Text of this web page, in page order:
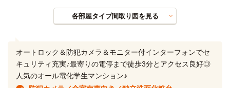
各部屋タイプ間取り図を見る
オートロック＆防犯カメラ＆モニター付インターフォンでセ
キュリティ充実♪最寄りの電停まで徒歩3分とアクセス良好◎
人気のオール電化学生マンション♪